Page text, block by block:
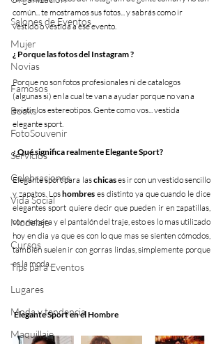
Salones de Eventos
Mujer
Novias
Famosos
Books
FotoSouvenir
Servicios
Celebraciones
Vida Social
Modelaje
Cursos
Tips para Eventos
Lugares
Moda y tendencia
Maquillaje
común... te mostramos sus fotos... y sabrás como ir
vestido o vestida a ese evento.
¿ Porque las fotos del Instagram ?
Porque no son fotos profesionales ni de catalogos
(algunas si) en la cual te van a ayudar porque no van a
existir los estereotipos. Gente como vos... vestida
elegante sport.
¿ Qué significa realmente Elegante Sport?
Elegante sport para las chicas es ir con un vestido sencillo
y zapatos. Los hombres es distinto ya que cuando le dice
elegantes sport quiere decir que pueden ir en zapatillas,
con remera y el pantalón del traje, esto es lo mas utilizado
hoy en dia ya que es con lo que mas se sienten cómodos,
también suelen ir con gorras lindas, simplemente porque
es la moda.
Elegante Sport en el Hombre